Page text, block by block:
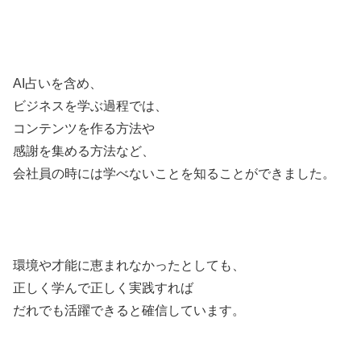
AI占いを含め、
ビジネスを学ぶ過程では、
コンテンツを作る方法や
感謝を集める方法など、
会社員の時には学べないことを知ることができました。
環境や才能に恵まれなかったとしても、
正しく学んで正しく実践すれば
だれでも活躍できると確信しています。